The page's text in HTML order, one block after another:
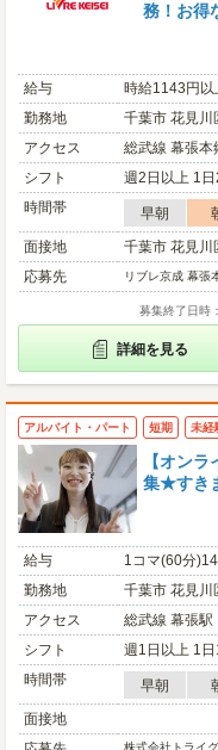
務！お得
給与
時給1143円以
勤務地
千葉市 花見川
アクセス
総武線 幕張本
シフト
週2日以上 1
時間帯
早朝
面接地
千葉市 花見川
応募先
リブレ京成 幕張
募集終了日時
詳細を見る
アルバイト・パート 短期 未経
【オン
集★すき
給与
1コマ(60分
勤務地
千葉市 花見川
アクセス
総武線 幕張駅
シフト
週1日以上 1
時間帯
早朝
面接地
株式会社トライ